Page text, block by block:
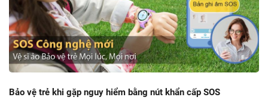
Bảo vệ trẻ khi gặp nguy hiểm bằng nút khẩn cấp SOS